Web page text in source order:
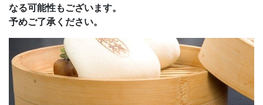
なる可能性もございます。
予めご了承ください。